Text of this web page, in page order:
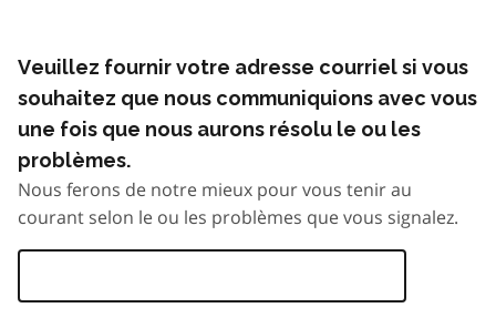
Veuillez fournir votre adresse courriel si vous
souhaitez que nous communiquions avec vous
une fois que nous aurons résolu le ou les
problèmes.
Nous ferons de notre mieux pour vous tenir au
courant selon le ou les problèmes que vous signalez.